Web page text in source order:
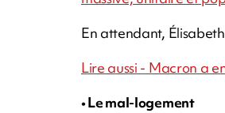
En attendant,
Lire aussi - Macron a
• Le mal-logement